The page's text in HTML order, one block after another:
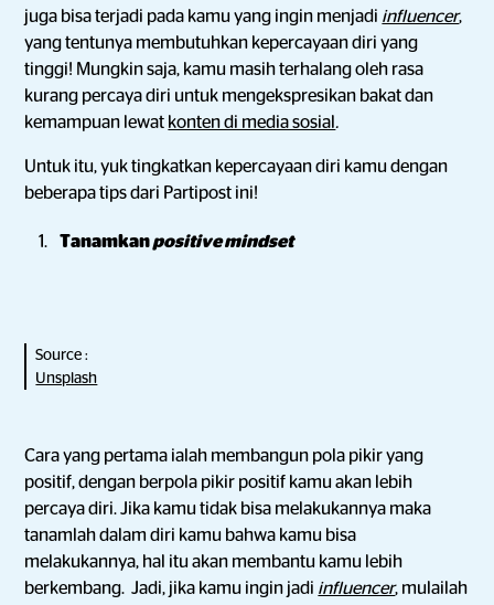
juga bisa terjadi pada kamu yang ingin menjadi influencer,
yang tentunya membutuhkan kepercayaan diri yang
tinggi! Mungkin saja, kamu masih terhalang oleh rasa
kurang percaya diri untuk mengekspresikan bakat dan
kemampuan lewat konten di media sosial .
Untuk itu, yuk tingkatkan kepercayaan diri kamu dengan
beberapa tips dari Partipost ini!
Tanamkanpositive mindset
Source :
Unsplash
Cara yang pertama ialah membangun pola pikir yang
positif, dengan berpola pikir positif kamu akan lebih
percaya diri. Jika kamu tidak bisa melakukannya maka
tanamlah dalam diri kamu bahwa kamu bisa
melakukannya, hal itu akan membantu kamu lebih
berkembang. Jadi, jika kamu ingin jadi influencer, mulailah